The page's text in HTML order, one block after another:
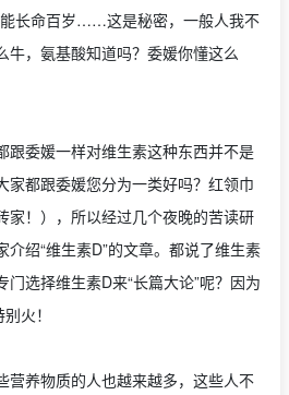
长命百岁……这是秘密，一般人我不
牛，氨基酸知道吗？委媛你懂这么
跟委媛一样对维生素这种东西并不是
家都跟委媛您分为一类好吗？红领巾
家！），所以经过几个夜晚的苦读研
介绍“维生素D”的文章。都说了维生素
选择维生素D来“长篇大论”呢？因为
火！
营养物质的人也越来越多，这些人不